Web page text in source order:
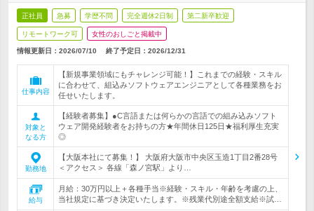
正社員 急募 学歴不問 完全週休2日制 第二新卒歓迎
リモートワーク可 女性のおしごと掲載中
情報更新日：2026/07/10 終了予定日： 2026/12/31
仕事内容
【新規事業領域にもチャレンジ可能！】これまでの経験・スキル
に合わせて、組込みソフトウェアエンジニアとして各種業務をお
任せいたします。
対象と
なる方
【経験者募集】●C言語または何らかの言語での組み込みソフト
ウェア開発経験者をお持ちの方★年間休日125日★福利厚生充実
◎
勤務地
【大阪本社にて募集！】 大阪府大阪市中央区玉造1丁目2番28号
＜アクセス＞ 各線「森ノ宮駅」より…
給与
月給：30万円以上＋各種手当※経験・スキル・年齢を考慮の上、
当社規定に基づき決定いたします。※残業代別途全額支給※試…